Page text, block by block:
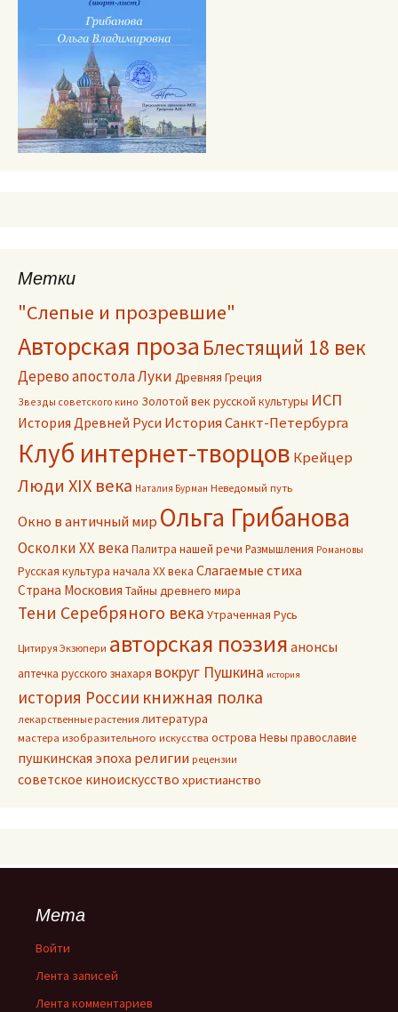
Метки
"Слепые и прозревшие"
Авторская проза Блестящий 18 век
Дерево апостола Луки Древняя Греция
Звезды советского кино Золотой век русской культуры ИСП
История Древней Руси История Санкт-Петербурга
Клуб интернет-творцов Крейцер
Люди XIX века Наталия Бурман Неведомый путь
Окно в античный мир Ольга Грибанова
Осколки ХХ векаПалитра нашей речи Размышления Романовы
Русская культура начала ХХ века Слагаемые стиха
Страна Московия Тайны древнего мира
Тени Серебряного века Утраченная Русь
Цитируя Экзюпери авторская поэзия анонсы
аптечка русского знахаря вокруг Пушкина история
история России книжная полка
лекарственные растения литература
мастера изобразительного искусства острова Невы православие
пушкинская эпоха религии рецензии
советское киноискусство христианство
Мета
Войти
Лента записей
Лента комментариев